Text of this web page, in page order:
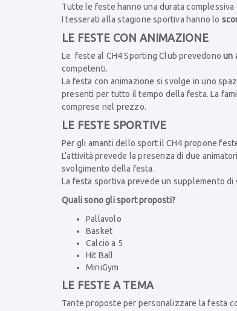
Tutte le feste hanno una durata
I tesserati alla stagione sportiva hanno lo
LE FESTE CON ANIMAZIONE
Le feste al CH4 Sporting Club prevedonoun
competenti.
La festa con animazione si svolge in uno
presenti per tutto il tempo della festa. La
comprese nel prezzo.
LE FESTE SPORTIVE
Per gli amanti dello sport il CH4 propone
L’attività prevede la presenza di due
svolgimento della festa.
La festa sportiva prevede un supplemento
Quali sono gli sport proposti?
Pallavolo
Basket
Calcio a 5
Hit Ball
MiniGym
LE FESTE A TEMA
Tante proposte per personalizzare la festa